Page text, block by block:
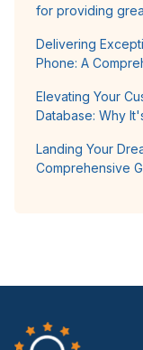
for providing
Delivering
Phone: A
Elevating Your
Database: Why
Landing Your
Comprehensive